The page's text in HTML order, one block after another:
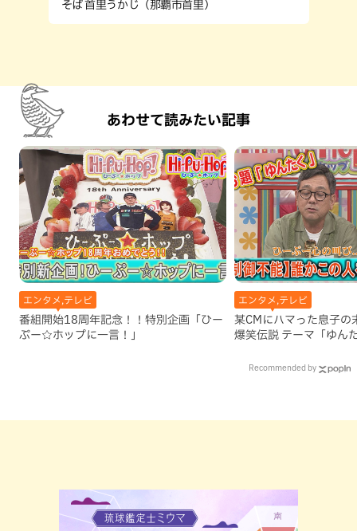
そば 首里うかじ（那覇市首里）
あわせて読みたい記事
エンタメ,テレビ
番組開始18周年記念！！特別企画「ひー
ぷー☆ホップに一言！」
エンタメ,テレビ
某CMにハマった息子
爆笑伝説 テーマ「ゆん
Recommended by